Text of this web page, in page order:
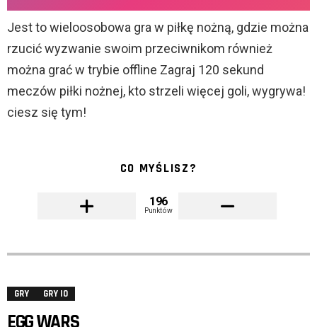
Jest to wieloosobowa gra w piłkę nożną, gdzie można
rzucić wyzwanie swoim przeciwnikom również
można grać w trybie offline Zagraj 120 sekund
meczów piłki nożnej, kto strzeli więcej goli, wygrywa!
ciesz się tym!
CO MYŚLISZ?
196
Punktów
GRY GRY IO
EGG WARS